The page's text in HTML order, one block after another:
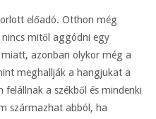
előadó. Otthon még
mitől aggódni egy
azonban olykor még a
meghallják a hangjukat a
a székből és mindenki
származhat abból, ha